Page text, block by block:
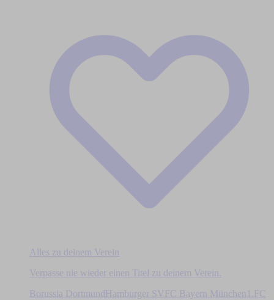
Alles zu deinem Verein
Verpasse nie wieder einen Titel zu deinem Verein.
Borussia DortmundHamburger SV FC Bayern München
1.FC